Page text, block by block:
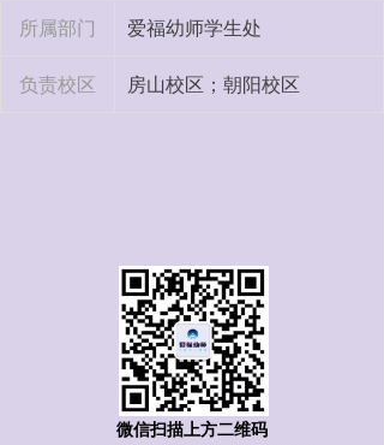
所属部门 爱福幼师学生处
负责校区 房山校区；朝阳校区
微信扫描上方二维码